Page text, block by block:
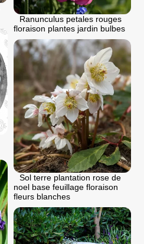
Ranunculus petales rouges
floraison plantes jardin bulbes
Sol terre plantation rose de
noel base feuillage floraison
fleurs blanches